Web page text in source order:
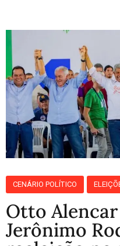
CENÁRIO POLÍTICO
Otto
Jerônimo